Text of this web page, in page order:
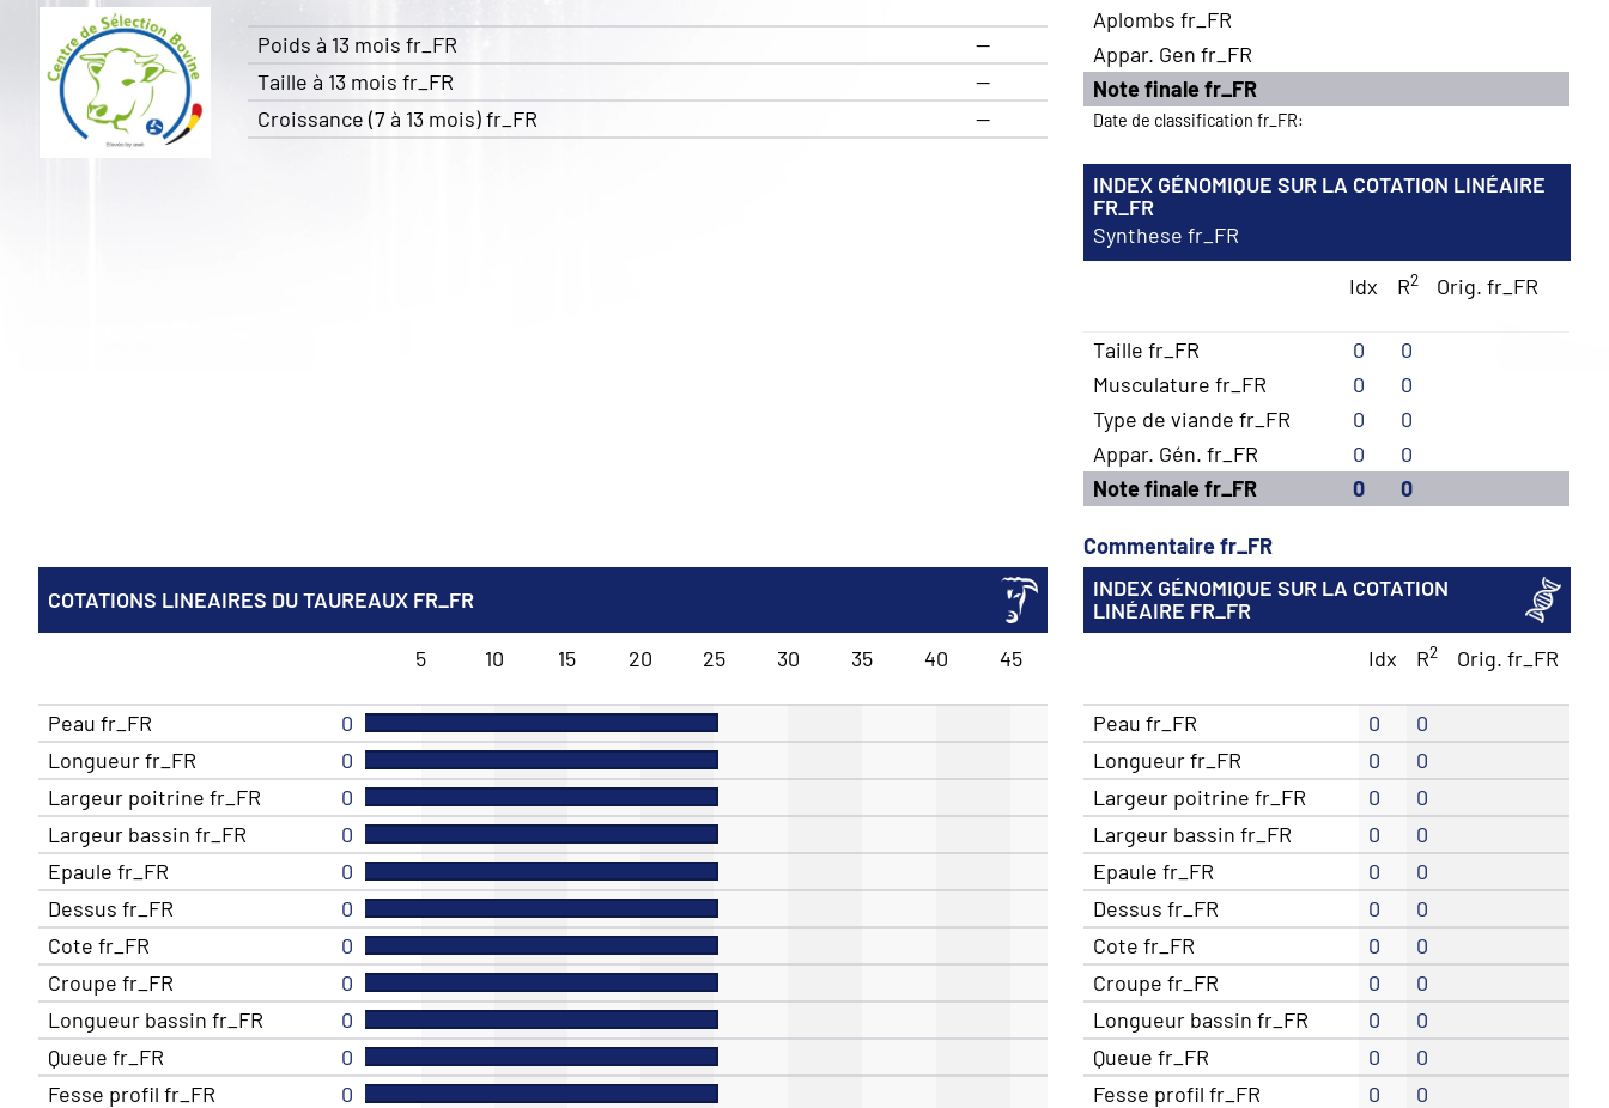
Poids à 13 mois fr_FR
—
Taille à 13 mois fr_FR
—
Croissance (7 à 13 mois) fr_FR
—
Aplombs fr_FR
Appar. Gen fr_FR
Note finale fr_FR
Date de classification fr_FR:
INDEX GÉNOMIQUE SUR LA COTATION LINÉAIRE
FR_FR
Synthese fr_FR
Idx
R2 Orig. fr_FR
Taille fr_FR 0
0
Musculature fr_FR
0
0
Type de viande fr_FR
0
0
Appar. Gén. fr_FR
0
0
Note finale fr_FR
0 0
Commentaire fr_FR
COTATIONS LINEAIRES DU TAUREAUX FR_FR
5 10 15 20 25 30 35 40 45
Peau fr_FR
0
Longueur fr_FR
0
Largeur poitrine fr_FR
0
Largeur bassin fr_FR
0
Epaule fr_FR
0
Dessus fr_FR
0
Cote fr_FR
0
Croupe fr_FR
0
Longueur bassin fr_FR
0
Queue fr_FR
0
Fesse profil fr_FR
0
INDEX GÉNOMIQUE SUR LA COTATION
LINÉAIRE FR_FR
Idx
R2 Orig. fr_FR
Peau fr_FR 0
0
Longueur fr_FR
0
0
Largeur poitrine fr_FR
0
0
Largeur bassin fr_FR
0
0
Epaule fr_FR
0
0
Dessus fr_FR
0
0
Cote fr_FR
0
0
Croupe fr_FR
0
0
Longueur bassin fr_FR
0
0
Queue fr_FR
0
0
Fesse profil fr_FR
0
0